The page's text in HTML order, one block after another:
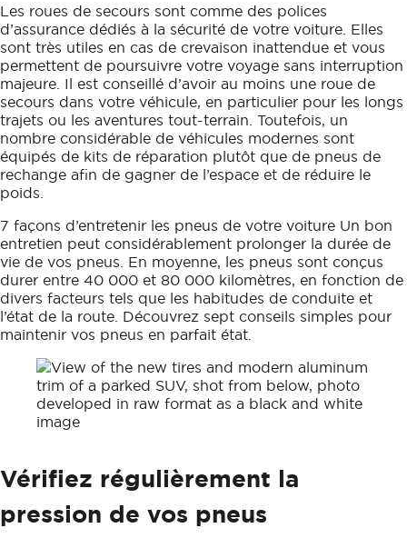
Les roues de secours sont comme des polices
d’assurance dédiés à la sécurité de votre voiture. Elles
sont très utiles en cas de crevaison inattendue et vous
permettent de poursuivre votre voyage sans interruption
majeure. Il est conseillé d’avoir au moins une roue de
secours dans votre véhicule, en particulier pour les longs
trajets ou les aventures tout-terrain. Toutefois, un
nombre considérable de véhicules modernes sont
équipés de kits de réparation plutôt que de pneus de
rechange afin de gagner de l’espace et de réduire le
poids.
7 façons d’entretenir les pneus de votre voiture Un bon
entretien peut considérablement prolonger la durée de
vie de vos pneus. En moyenne, les pneus sont conçus
durer entre 40 000 et 80 000 kilomètres, en fonction de
divers facteurs tels que les habitudes de conduite et
l’état de la route. Découvrez sept conseils simples pour
maintenir vos pneus en parfait état.
Vérifiez régulièrement la
pression de vos pneus